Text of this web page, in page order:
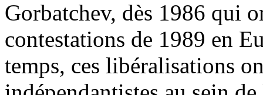
Gorbatchev, dès 1986 qui
contestations de 1989 en
temps, ces libéralisations